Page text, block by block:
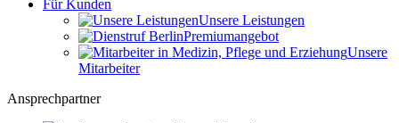
Für Kunden
Unsere Leistungen
Premiumangebot
Unsere
Mitarbeiter
Ansprechpartner